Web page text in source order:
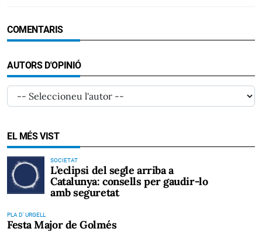
COMENTARIS
AUTORS D'OPINIÓ
EL MÉS VIST
SOCIETAT
L’eclipsi del segle arriba a
Catalunya: consells per gaudir-lo
amb seguretat
PLA D' URGELL
Festa Major de Golmés